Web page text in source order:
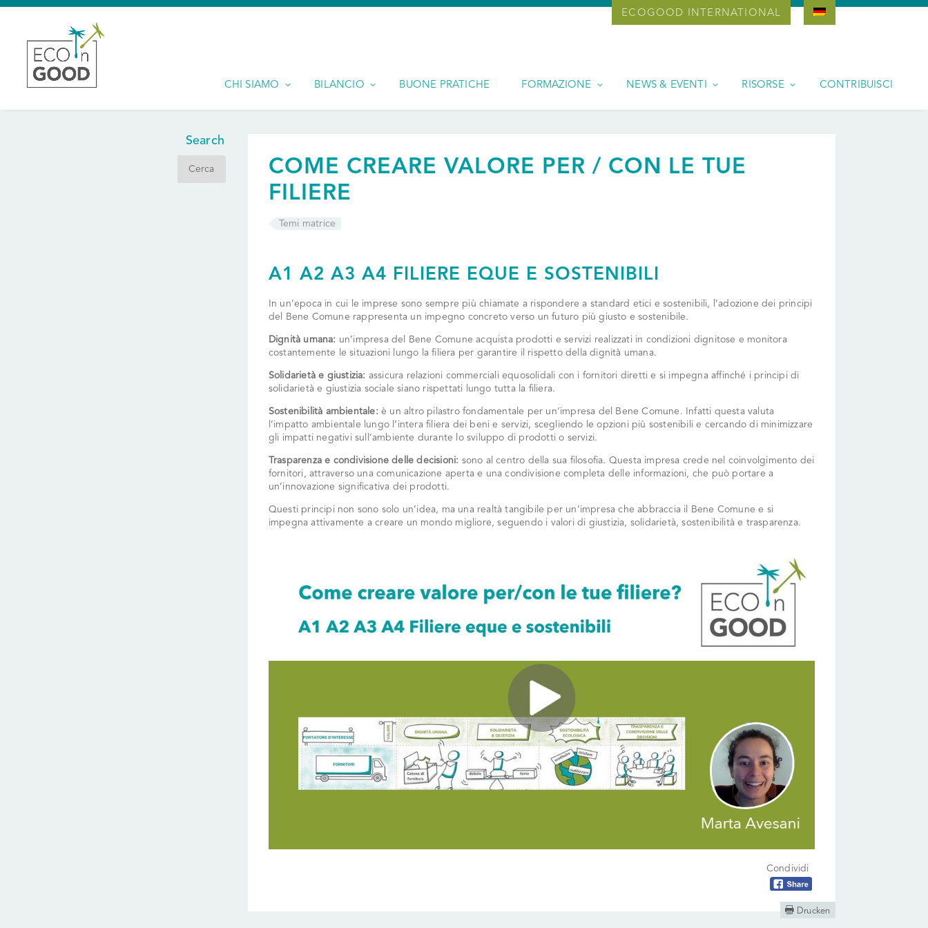
ECOGOOD INTERNATIONAL
CHI SIAMO BILANCIO BUONE PRATICHE FORMAZIONE NEWS & EVENTI RISORSE CONTRIBUISCI
COME CREARE VALORE PER / CON LE TUE
FILIERE
Temi matrice
A1 A2 A3 A4 FILIERE EQUE E SOSTENIBILI
In un’epoca in cui le imprese sono sempre più chiamate a rispondere a standard etici e sostenibili, l’adozione dei principi
del Bene Comune rappresenta un impegno concreto verso un futuro più giusto e sostenibile.
Dignità umana: un’impresa del Bene Comune acquista prodotti e servizi realizzati in condizioni dignitose e monitora
costantemente le situazioni lungo la filiera per garantire il rispetto della dignità umana.
Solidarietà e giustizia: assicura relazioni commerciali equosolidali con i fornitori diretti e si impegna affinché i principi di
solidarietà e giustizia sociale siano rispettati lungo tutta la filiera.
Sostenibilità ambientale:è un altro pilastro fondamentale per un’impresa del Bene Comune. Infatti questa valuta
l’impatto ambientale lungo l’intera filiera dei beni e servizi, scegliendo le opzioni più sostenibili e cercando di minimizzare
gli impatti negativi sull’ambiente durante lo sviluppo di prodotti o servizi.
Trasparenza e condivisione delle decisioni: sono al centro della sua filosofia. Questa impresa crede nel coinvolgimento dei
fornitori, attraverso una comunicazione aperta e una condivisione completa delle informazioni, che può portare a
un’innovazione significativa dei prodotti.
Questi principi non sono solo un’idea, ma una realtà tangibile per un’impresa che abbraccia il Bene Comune e si
impegna attivamente a creare un mondo migliore, seguendo i valori di giustizia, solidarietà, sostenibilità e trasparenza.
Condividi
Drucken
Search